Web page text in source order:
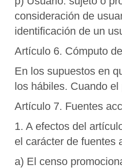
consideración de
identificación de un
Artículo 6. Cómputo
En los supuestos en
los hábiles. Cuando
Artículo 7. Fuentes
1. A efectos del
el carácter de fuentes
a) El censo